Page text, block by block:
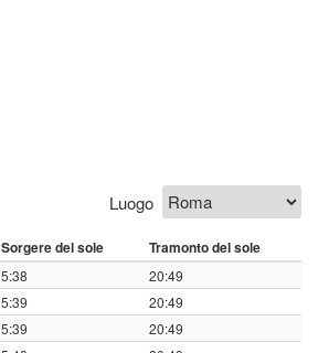
Luogo
Sorgere del sole Tramonto del sole
5:38
20:49
5:39
20:49
5:39
20:49